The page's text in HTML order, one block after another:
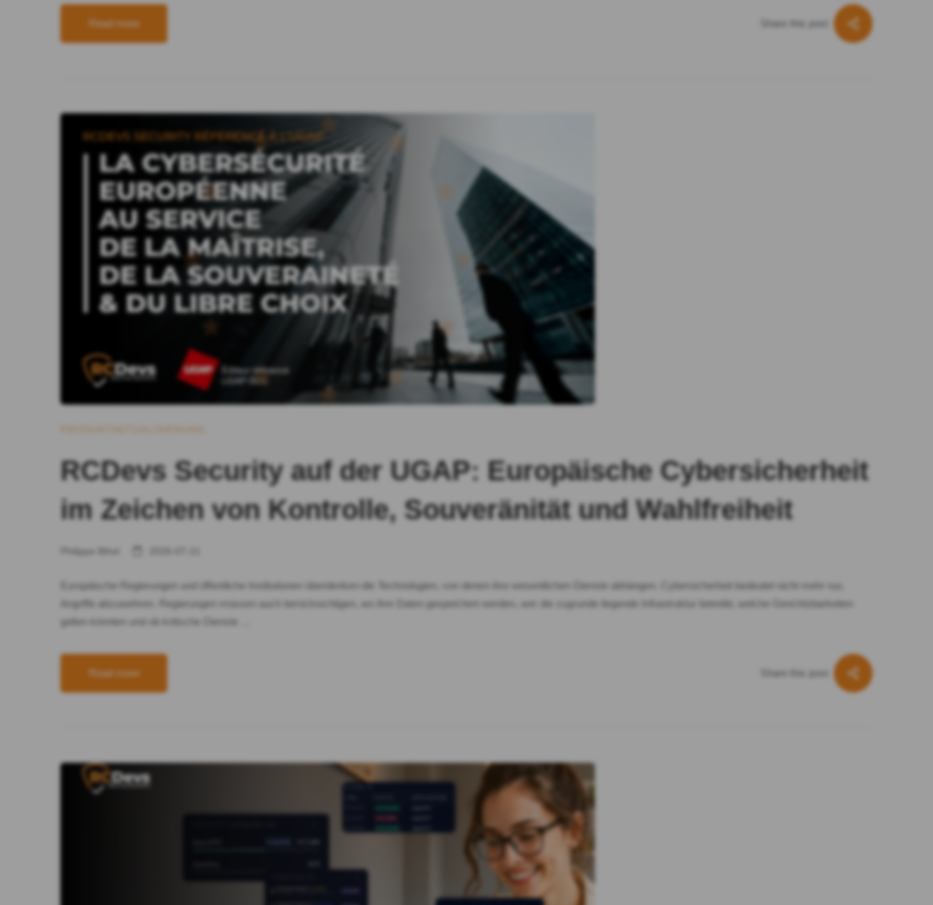
Read more Share this post
RCDevs Security auf der UGAP: Europäische Cybersicherheit
im Zeichen von Kontrolle, Souveränität und Wahlfreiheit
Europäische Regierungen und öffentliche Institutionen überdenken die Technologien, von denen ihre wesentlichen Dienste abhängen. Cybersicherheit bedeutet nicht mehr nur,
Angriffe abzuwehren. Regierungen müssen auch berücksichtigen, wo ihre Daten gespeichert werden, wer die zugrunde liegende Infrastruktur betreibt, welche Gerichtsbarkeiten
gelten könnten und ob kritische Dienste …
Read more Share this post